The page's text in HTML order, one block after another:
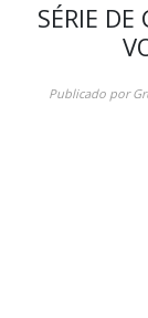
SÉRIE
Publicado por